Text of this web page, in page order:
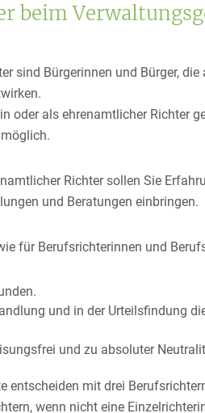
beim
sind Bürgerinnen und Bürger,
oder als ehrenamtlicher Richter
Richter sollen Sie
und Beratungen einbringen.
für Berufsrichterinnen und
und in der Urteilsfindung
und zu absoluter
entscheiden mit drei
wenn nicht eine